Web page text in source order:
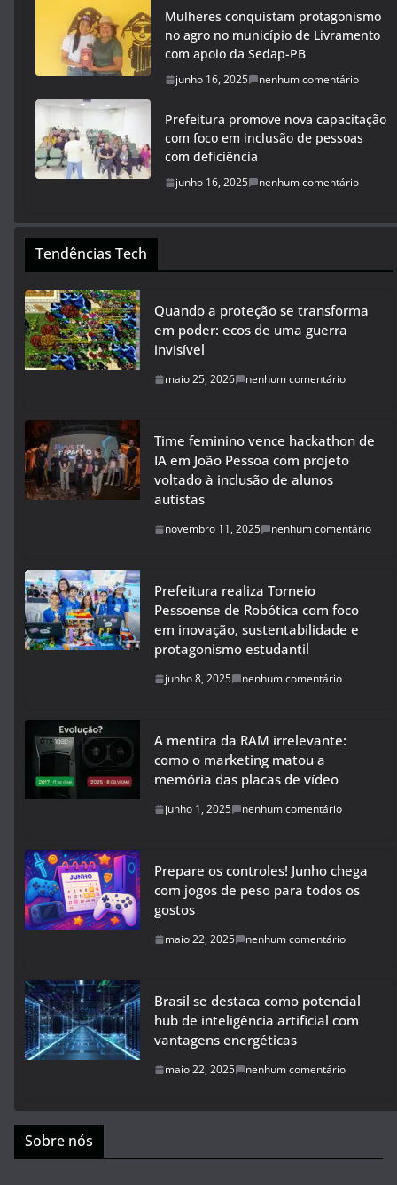
Mulheres conquistam protagonismo
no agro no município de Livramento
com apoio da Sedap-PB
junho 16, 2025 nenhum comentário
Prefeitura promove nova capacitação
com foco em inclusão de pessoas
com deficiência
junho 16, 2025 nenhum comentário
Tendências Tech
Quando a proteção se transforma
em poder: ecos de uma guerra
invisível
maio 25, 2026 nenhum comentário
Time feminino vence hackathon de
IA em João Pessoa com projeto
voltado à inclusão de alunos
autistas
novembro 11, 2025 nenhum comentário
Prefeitura realiza Torneio
Pessoense de Robótica com foco
em inovação, sustentabilidade e
protagonismo estudantil
junho 8, 2025 nenhum comentário
A mentira da RAM irrelevante:
como o marketing matou a
memória das placas de vídeo
junho 1, 2025 nenhum comentário
Prepare os controles! Junho chega
com jogos de peso para todos os
gostos
maio 22, 2025 nenhum comentário
Brasil se destaca como potencial
hub de inteligência artificial com
vantagens energéticas
maio 22, 2025 nenhum comentário
Sobre nós